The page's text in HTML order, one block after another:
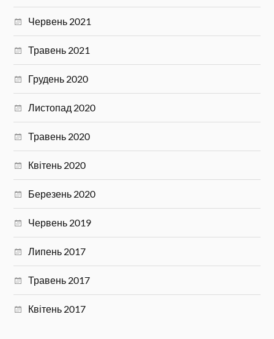
Червень 2021
Травень 2021
Грудень 2020
Листопад 2020
Травень 2020
Квітень 2020
Березень 2020
Червень 2019
Липень 2017
Травень 2017
Квітень 2017